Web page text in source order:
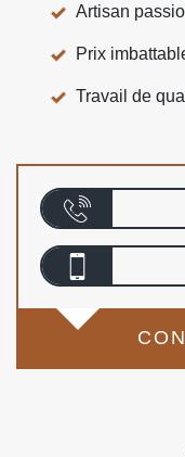
Artisan
Prix
Travail de